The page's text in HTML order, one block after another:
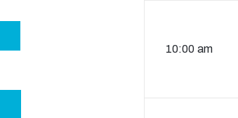
10:00 am